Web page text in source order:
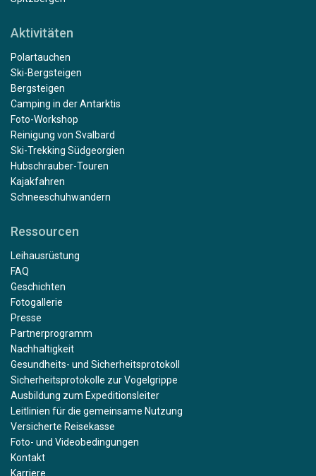
Aktivitäten
Polartauchen
Ski-Bergsteigen
Bergsteigen
Camping in der Antarktis
Foto-Workshop
Reinigung von Svalbard
Ski-Trekking Südgeorgien
Hubschrauber-Touren
Kajakfahren
Schneeschuhwandern
Ressourcen
Leihausrüstung
FAQ
Geschichten
Fotogallerie
Presse
Partnerprogramm
Nachhaltigkeit
Gesundheits- und Sicherheitsprotokoll
Sicherheitsprotokolle zur Vogelgrippe
Ausbildung zum Expeditionsleiter
Leitlinien für die gemeinsame Nutzung
Versicherte Reisekasse
Foto- und Videobedingungen
Kontakt
Karriere